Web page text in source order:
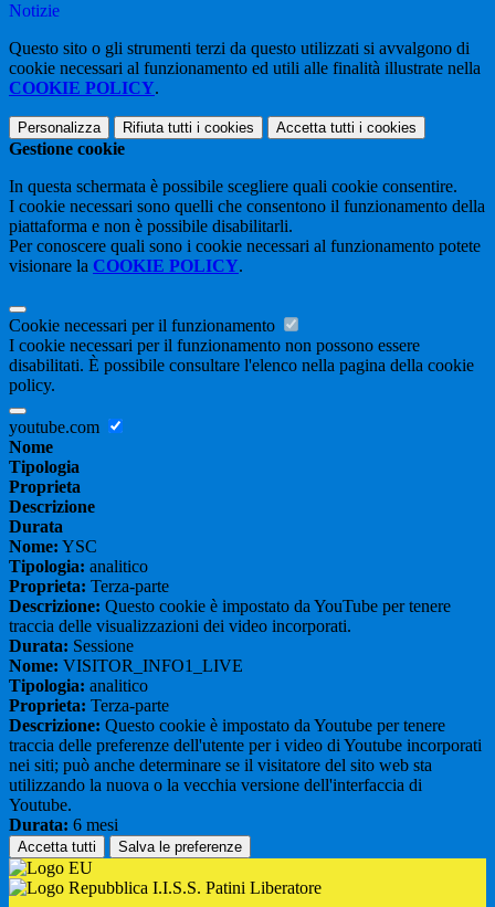
Notizie
Questo sito o gli strumenti terzi da questo utilizzati si avvalgono di
cookie necessari al funzionamento ed utili alle finalità illustrate nella
COOKIE POLICY.
Personalizza Rifiuta tutti i cookies Accetta tutti i cookies
Gestione cookie
In questa schermata è possibile scegliere quali cookie consentire.
I cookie necessari sono quelli che consentono il funzionamento della
piattaforma e non è possibile disabilitarli.
Per conoscere quali sono i cookie necessari al funzionamento potete
visionare la COOKIE POLICY.
Cookie necessari per il funzionamento
I cookie necessari per il funzionamento non possono essere
disabilitati. È possibile consultare l'elenco nella pagina della cookie
policy.
youtube.com
Nome
Tipologia
Proprieta
Descrizione
Durata
Nome: YSC
Tipologia: analitico
Proprieta: Terza-parte
Descrizione: Questo cookie è impostato da YouTube per tenere
traccia delle visualizzazioni dei video incorporati.
Durata: Sessione
Nome: VISITOR_INFO1_LIVE
Tipologia: analitico
Proprieta: Terza-parte
Descrizione: Questo cookie è impostato da Youtube per tenere
traccia delle preferenze dell'utente per i video di Youtube incorporati
nei siti; può anche determinare se il visitatore del sito web sta
utilizzando la nuova o la vecchia versione dell'interfaccia di
Youtube.
Durata: 6 mesi
Accetta tutti Salva le preferenze
I.I.S.S. Patini Liberatore